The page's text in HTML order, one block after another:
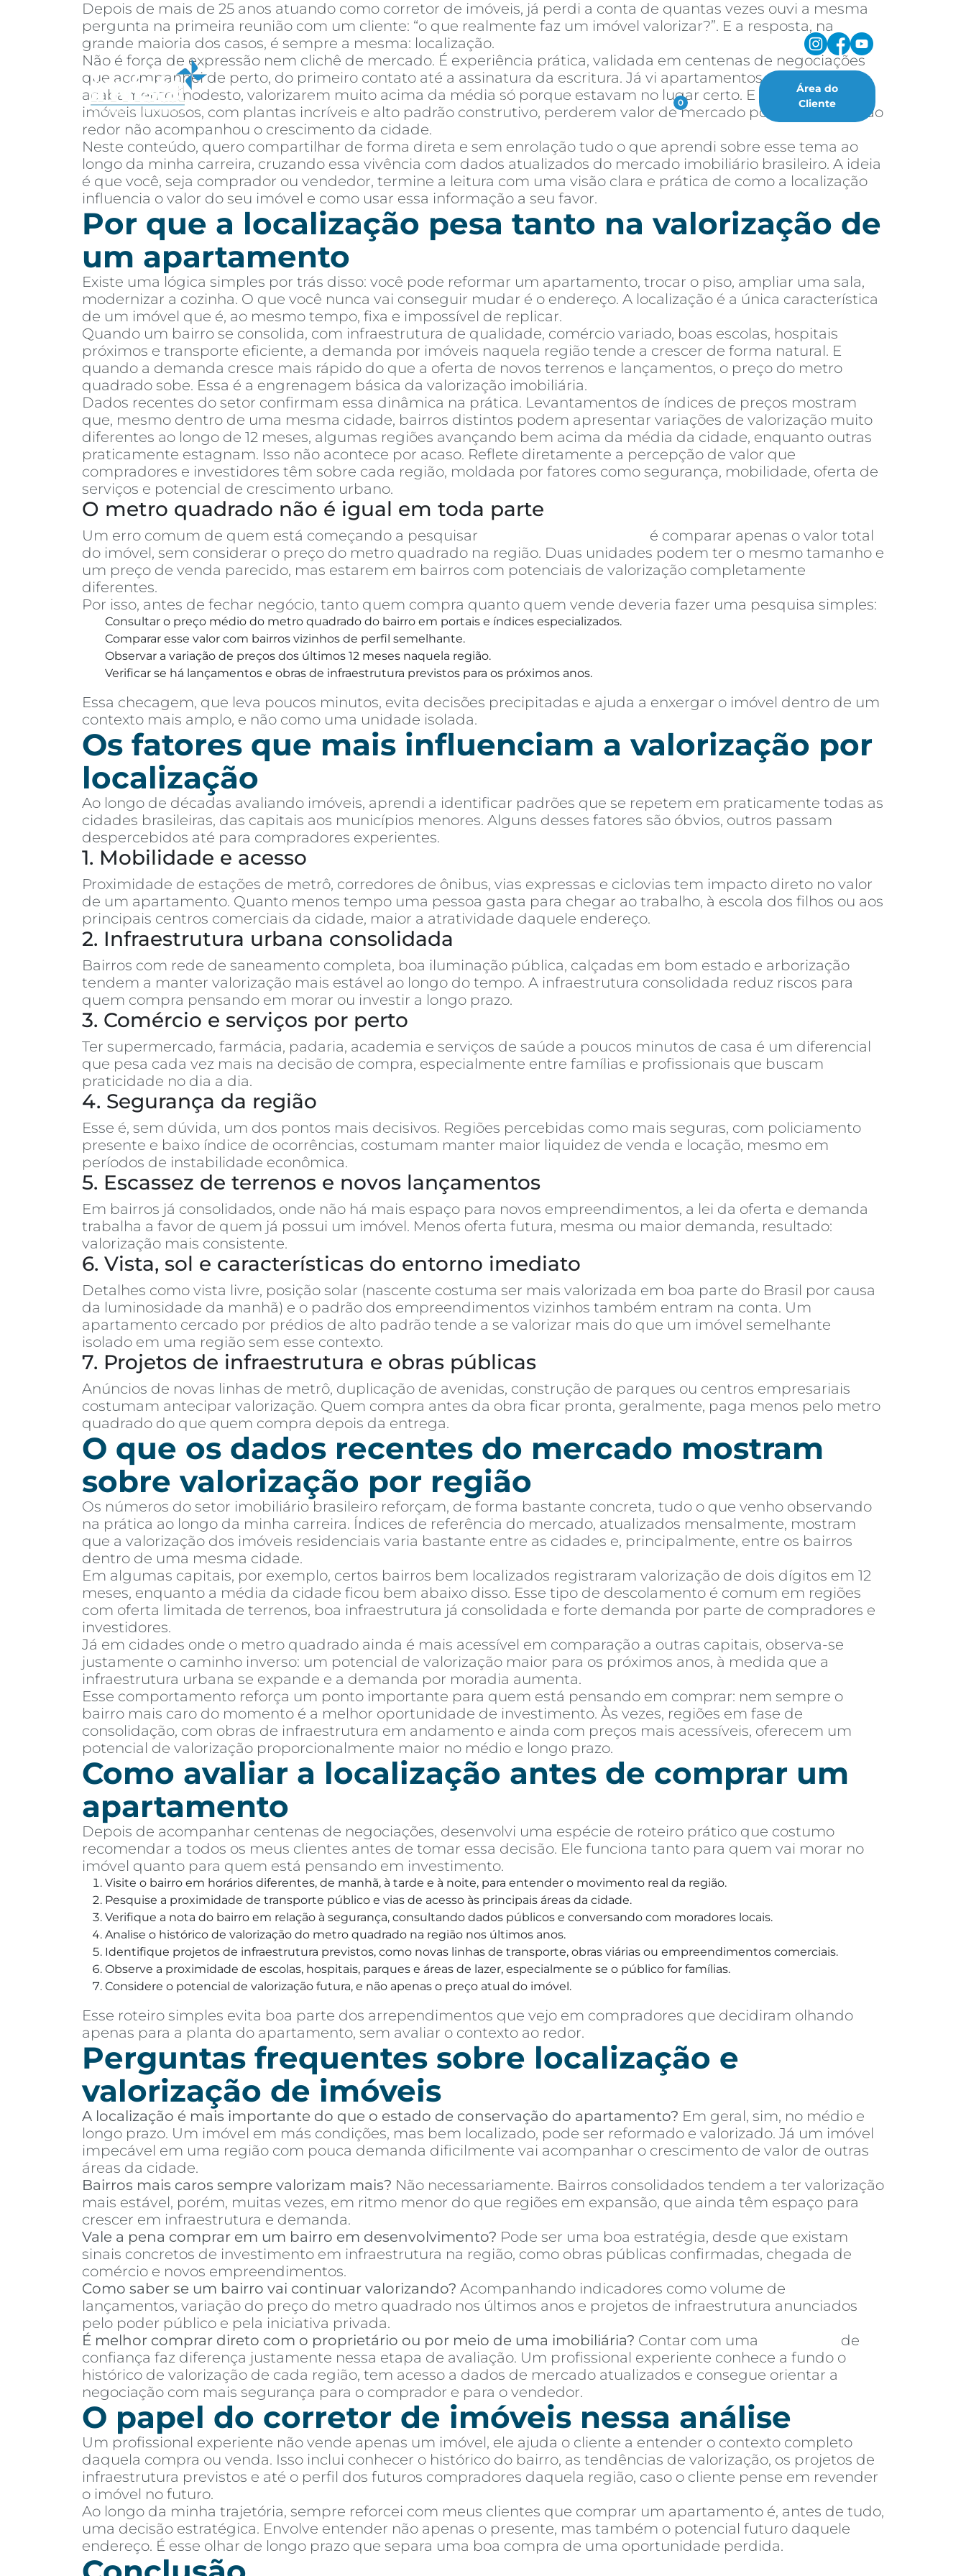
SobreComprarAlugarBlog Por Dentro da Invista AR EducaçãoContato Favoritos 0
Área do
Cliente
Depois de mais de 25 anos atuando como corretor de imóveis, já perdi a conta de quantas vezes ouvi a mesma
pergunta na primeira reunião com um cliente: “o que realmente faz um imóvel valorizar?”. E a resposta, na
grande maioria dos casos, é sempre a mesma: localização.
Não é força de expressão nem clichê de mercado. É experiência prática, validada em centenas de negociações
que acompanhei de perto, do primeiro contato até a assinatura da escritura. Já vi apartamentos simples, com
acabamento modesto, valorizarem muito acima da média só porque estavam no lugar certo. E também já vi
imóveis luxuosos, com plantas incríveis e alto padrão construtivo, perderem valor de mercado porque a região ao
redor não acompanhou o crescimento da cidade.
Neste conteúdo, quero compartilhar de forma direta e sem enrolação tudo o que aprendi sobre esse tema ao
longo da minha carreira, cruzando essa vivência com dados atualizados do mercado imobiliário brasileiro. A ideia
é que você, seja comprador ou vendedor, termine a leitura com uma visão clara e prática de como a localização
influencia o valor do seu imóvel e como usar essa informação a seu favor.
Por que a localização pesa tanto na valorização de
um apartamento
Existe uma lógica simples por trás disso: você pode reformar um apartamento, trocar o piso, ampliar uma sala,
modernizar a cozinha. O que você nunca vai conseguir mudar é o endereço. A localização é a única característica
de um imóvel que é, ao mesmo tempo, fixa e impossível de replicar.
Quando um bairro se consolida, com infraestrutura de qualidade, comércio variado, boas escolas, hospitais
próximos e transporte eficiente, a demanda por imóveis naquela região tende a crescer de forma natural. E
quando a demanda cresce mais rápido do que a oferta de novos terrenos e lançamentos, o preço do metro
quadrado sobe. Essa é a engrenagem básica da valorização imobiliária.
Dados recentes do setor confirmam essa dinâmica na prática. Levantamentos de índices de preços mostram
que, mesmo dentro de uma mesma cidade, bairros distintos podem apresentar variações de valorização muito
diferentes ao longo de 12 meses, algumas regiões avançando bem acima da média da cidade, enquanto outras
praticamente estagnam. Isso não acontece por acaso. Reflete diretamente a percepção de valor que
compradores e investidores têm sobre cada região, moldada por fatores como segurança, mobilidade, oferta de
serviços e potencial de crescimento urbano.
O metro quadrado não é igual em toda parte
Um erro comum de quem está começando a pesquisar
é comparar apenas o valor total
do imóvel, sem considerar o preço do metro quadrado na região. Duas unidades podem ter o mesmo tamanho e
um preço de venda parecido, mas estarem em bairros com potenciais de valorização completamente
diferentes.
Por isso, antes de fechar negócio, tanto quem compra quanto quem vende deveria fazer uma pesquisa simples:
Consultar o preço médio do metro quadrado do bairro em portais e índices especializados.
Comparar esse valor com bairros vizinhos de perfil semelhante.
Observar a variação de preços dos últimos 12 meses naquela região.
Verificar se há lançamentos e obras de infraestrutura previstos para os próximos anos.
Essa checagem, que leva poucos minutos, evita decisões precipitadas e ajuda a enxergar o imóvel dentro de um
contexto mais amplo, e não como uma unidade isolada.
Os fatores que mais influenciam a valorização por
localização
Ao longo de décadas avaliando imóveis, aprendi a identificar padrões que se repetem em praticamente todas as
cidades brasileiras, das capitais aos municípios menores. Alguns desses fatores são óbvios, outros passam
despercebidos até para compradores experientes.
1. Mobilidade e acesso
Proximidade de estações de metrô, corredores de ônibus, vias expressas e ciclovias tem impacto direto no valor
de um apartamento. Quanto menos tempo uma pessoa gasta para chegar ao trabalho, à escola dos filhos ou aos
principais centros comerciais da cidade, maior a atratividade daquele endereço.
2. Infraestrutura urbana consolidada
Bairros com rede de saneamento completa, boa iluminação pública, calçadas em bom estado e arborização
tendem a manter valorização mais estável ao longo do tempo. A infraestrutura consolidada reduz riscos para
quem compra pensando em morar ou investir a longo prazo.
3. Comércio e serviços por perto
Ter supermercado, farmácia, padaria, academia e serviços de saúde a poucos minutos de casa é um diferencial
que pesa cada vez mais na decisão de compra, especialmente entre famílias e profissionais que buscam
praticidade no dia a dia.
4. Segurança da região
Esse é, sem dúvida, um dos pontos mais decisivos. Regiões percebidas como mais seguras, com policiamento
presente e baixo índice de ocorrências, costumam manter maior liquidez de venda e locação, mesmo em
períodos de instabilidade econômica.
5. Escassez de terrenos e novos lançamentos
Em bairros já consolidados, onde não há mais espaço para novos empreendimentos, a lei da oferta e demanda
trabalha a favor de quem já possui um imóvel. Menos oferta futura, mesma ou maior demanda, resultado:
valorização mais consistente.
6. Vista, sol e características do entorno imediato
Detalhes como vista livre, posição solar (nascente costuma ser mais valorizada em boa parte do Brasil por causa
da luminosidade da manhã) e o padrão dos empreendimentos vizinhos também entram na conta. Um
apartamento cercado por prédios de alto padrão tende a se valorizar mais do que um imóvel semelhante
isolado em uma região sem esse contexto.
7. Projetos de infraestrutura e obras públicas
Anúncios de novas linhas de metrô, duplicação de avenidas, construção de parques ou centros empresariais
costumam antecipar valorização. Quem compra antes da obra ficar pronta, geralmente, paga menos pelo metro
quadrado do que quem compra depois da entrega.
O que os dados recentes do mercado mostram
sobre valorização por região
Os números do setor imobiliário brasileiro reforçam, de forma bastante concreta, tudo o que venho observando
na prática ao longo da minha carreira. Índices de referência do mercado, atualizados mensalmente, mostram
que a valorização dos imóveis residenciais varia bastante entre as cidades e, principalmente, entre os bairros
dentro de uma mesma cidade.
Em algumas capitais, por exemplo, certos bairros bem localizados registraram valorização de dois dígitos em 12
meses, enquanto a média da cidade ficou bem abaixo disso. Esse tipo de descolamento é comum em regiões
com oferta limitada de terrenos, boa infraestrutura já consolidada e forte demanda por parte de compradores e
investidores.
Já em cidades onde o metro quadrado ainda é mais acessível em comparação a outras capitais, observa-se
justamente o caminho inverso: um potencial de valorização maior para os próximos anos, à medida que a
infraestrutura urbana se expande e a demanda por moradia aumenta.
Esse comportamento reforça um ponto importante para quem está pensando em comprar: nem sempre o
bairro mais caro do momento é a melhor oportunidade de investimento. Às vezes, regiões em fase de
consolidação, com obras de infraestrutura em andamento e ainda com preços mais acessíveis, oferecem um
potencial de valorização proporcionalmente maior no médio e longo prazo.
Como avaliar a localização antes de comprar um
apartamento
Depois de acompanhar centenas de negociações, desenvolvi uma espécie de roteiro prático que costumo
recomendar a todos os meus clientes antes de tomar essa decisão. Ele funciona tanto para quem vai morar no
imóvel quanto para quem está pensando em investimento.
Visite o bairro em horários diferentes, de manhã, à tarde e à noite, para entender o movimento real da região.
Pesquise a proximidade de transporte público e vias de acesso às principais áreas da cidade.
Verifique a nota do bairro em relação à segurança, consultando dados públicos e conversando com moradores locais.
Analise o histórico de valorização do metro quadrado na região nos últimos anos.
Identifique projetos de infraestrutura previstos, como novas linhas de transporte, obras viárias ou empreendimentos comerciais.
Observe a proximidade de escolas, hospitais, parques e áreas de lazer, especialmente se o público for famílias.
Considere o potencial de valorização futura, e não apenas o preço atual do imóvel.
Esse roteiro simples evita boa parte dos arrependimentos que vejo em compradores que decidiram olhando
apenas para a planta do apartamento, sem avaliar o contexto ao redor.
Perguntas frequentes sobre localização e
valorização de imóveis
A localização é mais importante do que o estado de conservação do apartamento? Em geral, sim, no médio e
longo prazo. Um imóvel em más condições, mas bem localizado, pode ser reformado e valorizado. Já um imóvel
impecável em uma região com pouca demanda dificilmente vai acompanhar o crescimento de valor de outras
áreas da cidade.
Bairros mais caros sempre valorizam mais? Não necessariamente. Bairros consolidados tendem a ter valorização
mais estável, porém, muitas vezes, em ritmo menor do que regiões em expansão, que ainda têm espaço para
crescer em infraestrutura e demanda.
Vale a pena comprar em um bairro em desenvolvimento? Pode ser uma boa estratégia, desde que existam
sinais concretos de investimento em infraestrutura na região, como obras públicas confirmadas, chegada de
comércio e novos empreendimentos.
Como saber se um bairro vai continuar valorizando? Acompanhando indicadores como volume de
lançamentos, variação do preço do metro quadrado nos últimos anos e projetos de infraestrutura anunciados
pelo poder público e pela iniciativa privada.
É melhor comprar direto com o proprietário ou por meio de uma imobiliária? Contar com uma
de
confiança faz diferença justamente nessa etapa de avaliação. Um profissional experiente conhece a fundo o
histórico de valorização de cada região, tem acesso a dados de mercado atualizados e consegue orientar a
negociação com mais segurança para o comprador e para o vendedor.
O papel do corretor de imóveis nessa análise
Um profissional experiente não vende apenas um imóvel, ele ajuda o cliente a entender o contexto completo
daquela compra ou venda. Isso inclui conhecer o histórico do bairro, as tendências de valorização, os projetos de
infraestrutura previstos e até o perfil dos futuros compradores daquela região, caso o cliente pense em revender
o imóvel no futuro.
Ao longo da minha trajetória, sempre reforcei com meus clientes que comprar um apartamento é, antes de tudo,
uma decisão estratégica. Envolve entender não apenas o presente, mas também o potencial futuro daquele
endereço. É esse olhar de longo prazo que separa uma boa compra de uma oportunidade perdida.